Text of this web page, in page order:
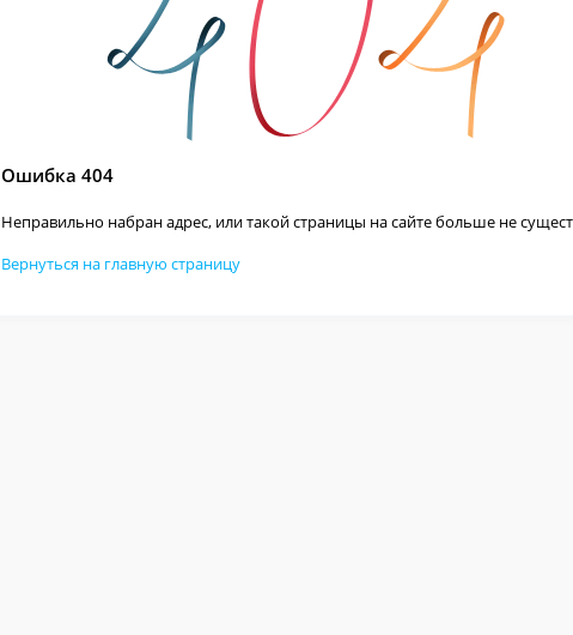
Ошибка 404
Неправильно набран адрес, или такой страницы на сайте больше не
Вернуться на главную страницу